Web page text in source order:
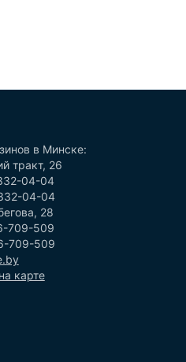
в Минске:
тракт, 26
04-04
04-04
28
709-509
709-509
карте